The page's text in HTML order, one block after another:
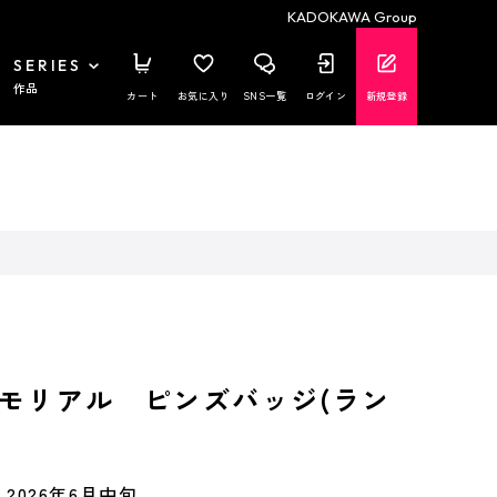
KADOKAWA Group
SERIES
作品 カート お気に入り SNS一覧 ログイン 新規登録
リアル ピンズバッジ(ラン